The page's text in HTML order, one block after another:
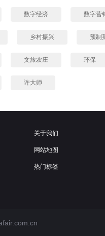
数字经济 数字营
乡村振兴 预制
文旅农庄 环保
许大师
关于我们
网站地图
热门标签